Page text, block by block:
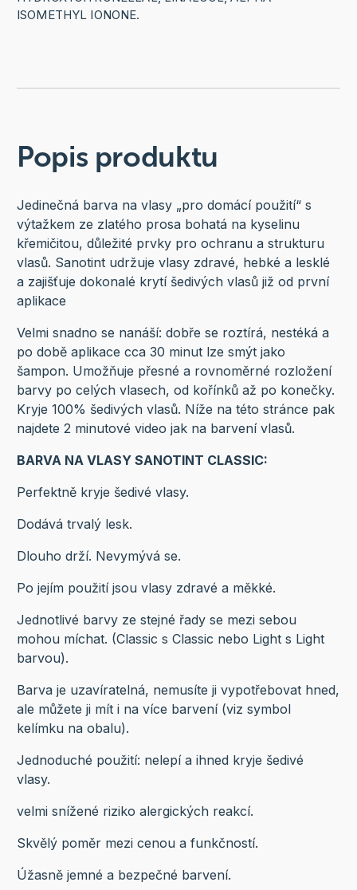
ISOMETHYL IONONE.
Popis produktu
Jedinečná barva na vlasy „pro domácí použití“ s
výtažkem ze zlatého prosa bohatá na kyselinu
křemičitou, důležité prvky pro ochranu a strukturu
vlasů. Sanotint udržuje vlasy zdravé, hebké a lesklé
a zajišťuje dokonalé krytí šedivých vlasů již od první
aplikace
Velmi snadno se nanáší: dobře se roztírá, nestéká a
po době aplikace cca 30 minut lze smýt jako
šampon. Umožňuje přesné a rovnoměrné rozložení
barvy po celých vlasech, od kořínků až po konečky.
Kryje 100% šedivých vlasů. Níže na této stránce pak
najdete 2 minutové video jak na barvení vlasů.
BARVA NA VLASY SANOTINT CLASSIC:
Perfektně kryje šedivé vlasy.
Dodává trvalý lesk.
Dlouho drží. Nevymývá se.
Po jejím použití jsou vlasy zdravé a měkké.
Jednotlivé barvy ze stejné řady se mezi sebou
mohou míchat. (Classic s Classic nebo Light s Light
barvou).
Barva je uzavíratelná, nemusíte ji vypotřebovat hned,
ale můžete ji mít i na více barvení (viz symbol
kelímku na obalu).
Jednoduché použití: nelepí a ihned kryje šedivé
vlasy.
velmi snížené riziko alergických reakcí.
Skvělý poměr mezi cenou a funkčností.
Úžasně jemné a bezpečné barvení.